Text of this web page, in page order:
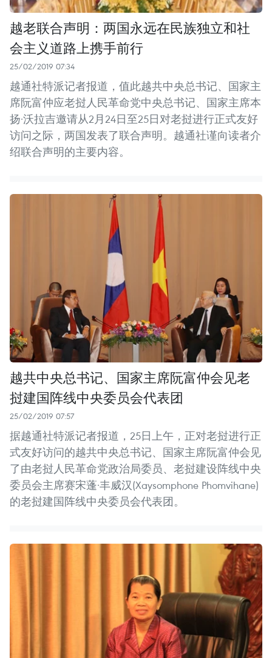
越老联合声明：两国永远在民族独立和社
会主义道路上携手前行
25/02/2019 07:34
越通社特派记者报道，值此越共中央总书记、国家主
席阮富仲应老挝人民革命党中央总书记、国家主席本
扬·沃拉吉邀请从2月24日至25日对老挝进行正式友好
访问之际，两国发表了联合声明。越通社谨向读者介
绍联合声明的主要内容。
越共中央总书记、国家主席阮富仲会见老
挝建国阵线中央委员会代表团
25/02/2019 07:57
据越通社特派记者报道，25日上午，正对老挝进行正
式友好访问的越共中央总书记、国家主席阮富仲会见
了由老挝人民革命党政治局委员、老挝建设阵线中央
委员会主席赛宋蓬·丰威汉(Xaysomphone Phomvihane)
的老挝建国阵线中央委员会代表团。